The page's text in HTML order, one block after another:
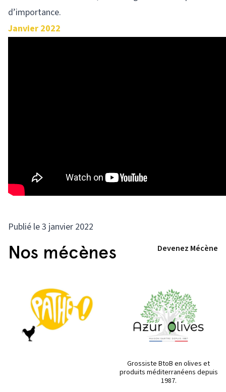
d’importance.
Janvier 2022
Publié le 3 janvier 2022
Nos mécènes Devenez Mécène
Grossiste BtoB en olives et
produits méditerranéens depuis
1987.